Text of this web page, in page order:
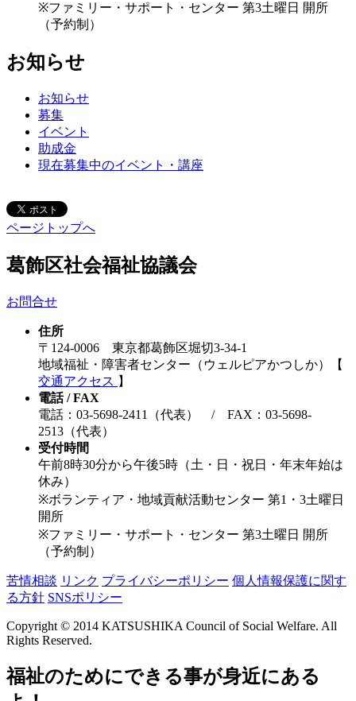
※ファミリー・サポート・センター 第3土曜日 開所
（予約制）
お知らせ
お知らせ
募集
イベント
助成金
現在募集中のイベント・講座
ページトップへ
葛飾区社会福祉協議会
お問合せ
住所
〒124-0006 東京都葛飾区堀切3-34-1
地域福祉・障害者センター（ウェルピアかつしか）【
交通アクセス 】
電話 / FAX
電話：03-5698-2411（代表） / FAX：03-5698-
2513（代表）
受付時間
午前8時30分から午後5時（土・日・祝日・年末年始は
休み）
※ボランティア・地域貢献活動センター 第1・3土曜日
開所
※ファミリー・サポート・センター 第3土曜日 開所
（予約制）
苦情相談 リンク プライバシーポリシー 個人情報保護に関す
る方針 SNSポリシー
Copyright © 2014 KATSUSHIKA Council of Social Welfare. All
Rights Reserved.
福祉のためにできる事が身近にある